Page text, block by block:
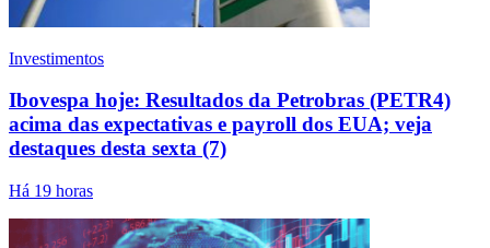
Investimentos
Ibovespa hoje: Resultados da Petrobras (PETR4)
acima das expectativas e payroll dos EUA; veja
destaques desta sexta (7)
Há 19 horas